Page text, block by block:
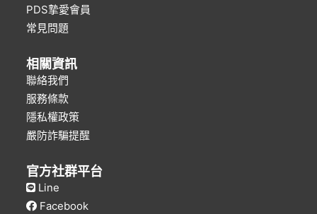
PDS摯愛會員
常見問題
相關資訊
聯絡我們
服務條款
隱私權政策
嚴防詐騙提醒
官方社群平台
Line
Facebook